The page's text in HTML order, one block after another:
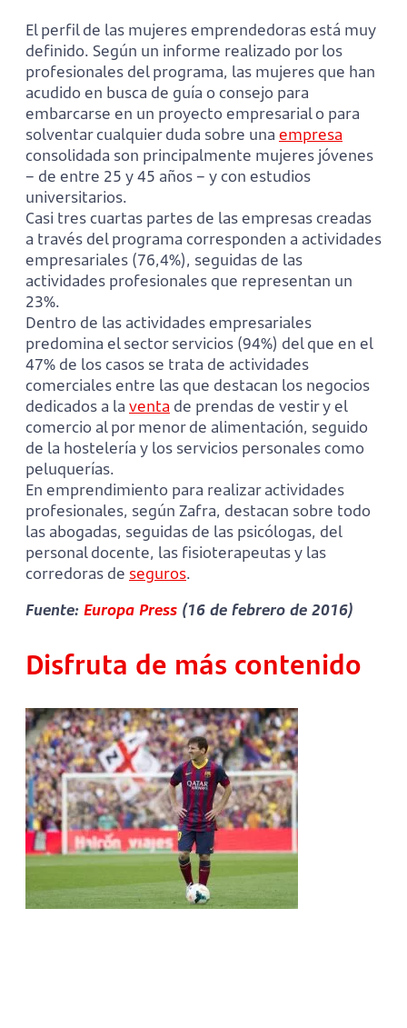
El perfil de las mujeres emprendedoras está muy
definido. Según un informe realizado por los
profesionales del programa, las mujeres que han
acudido en busca de guía o consejo para
embarcarse en un proyecto empresarial o para
solventar cualquier duda sobre una empresa
consolidada son principalmente mujeres jóvenes
– de entre 25 y 45 años – y con estudios
universitarios.
Casi tres cuartas partes de las empresas creadas
a través del programa corresponden a actividades
empresariales (76,4%), seguidas de las
actividades profesionales que representan un
23%.
Dentro de las actividades empresariales
predomina el sector servicios (94%) del que en el
47% de los casos se trata de actividades
comerciales entre las que destacan los negocios
dedicados a la venta de prendas de vestir y el
comercio al por menor de alimentación, seguido
de la hostelería y los servicios personales como
peluquerías.
En emprendimiento para realizar actividades
profesionales, según Zafra, destacan sobre todo
las abogadas, seguidas de las psicólogas, del
personal docente, las fisioterapeutas y las
corredoras de seguros.
Fuente: Europa Press (16 de febrero de 2016)
Disfruta de más contenido